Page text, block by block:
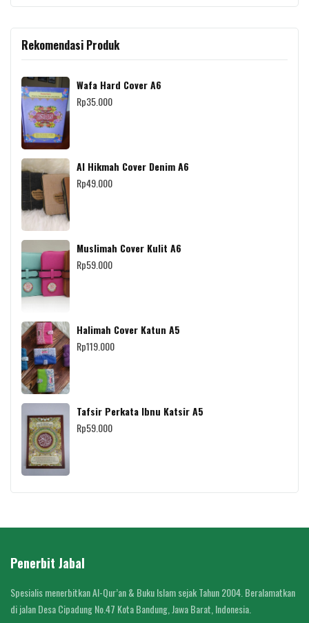
Rekomendasi Produk
Wafa Hard Cover A6
Rp35.000
Al Hikmah Cover Denim A6
Rp49.000
Muslimah Cover Kulit A6
Rp59.000
Halimah Cover Katun A5
Rp119.000
Tafsir Perkata Ibnu Katsir A5
Rp59.000
Penerbit Jabal
Spesialis menerbitkan Al-Qur’an & Buku Islam sejak Tahun 2004. Beralamatkan
di jalan Desa Cipadung No.47 Kota Bandung, Jawa Barat, Indonesia.